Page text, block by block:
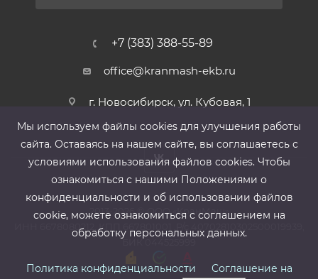
+7 (383) 388-55-89
office@kranmash-ekb.ru
г. Новосибирск, ул. Кубовая, 1
2013-2026 ©ООО «КранМаш»
ИНН 6678080212, КПП 667801001 ,Р/с 40702810302500019939,
БИК 044525999
Мы используем файлы cооkies для улучшения работы
сайта. Оставаясь на нашем сайте, вы соглашаетесь с
условиями использования файлов cооkies. Чтобы
ознакомиться с нашими Положениями о
конфиденциальности и об использовании файлов
cookie, можете ознакомиться с соглашением на
обработку персональных данных.
Политика конфиденциальности Соглашение на